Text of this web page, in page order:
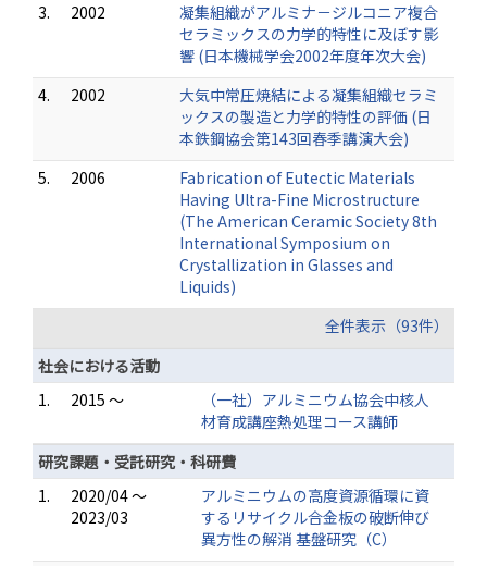
3.
2002
凝集組織がアルミナ－ジルコニア複合
セラミックスの力学的特性に及ぼす影
響 (日本機械学会2002年度年次大会)
4.
2002
大気中常圧焼結による凝集組織セラミ
ックスの製造と力学的特性の評価 (日
本鉄鋼協会第143回春季講演大会)
5.
2006
Fabrication of Eutectic Materials
Having Ultra-Fine Microstructure
(The American Ceramic Society 8th
International Symposium on
Crystallization in Glasses and
Liquids)
全件表示（93件）
社会における活動
1.
2015 ～
（一社）アルミニウム協会中核人
材育成講座熱処理コース講師
研究課題・受託研究・科研費
1.
2020/04 ～
2023/03
アルミニウムの高度資源循環に資
するリサイクル合金板の破断伸び
異方性の解消 基盤研究（C）